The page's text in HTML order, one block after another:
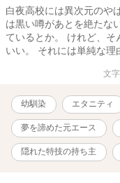
白夜高校には異次元のや
は黒い噂があとを絶たな
ているとか。 けれど、
いい。 それには単純な理
文
幼馴染 エタニティ
夢を諦めた元エース
隠れた特技の持ち主